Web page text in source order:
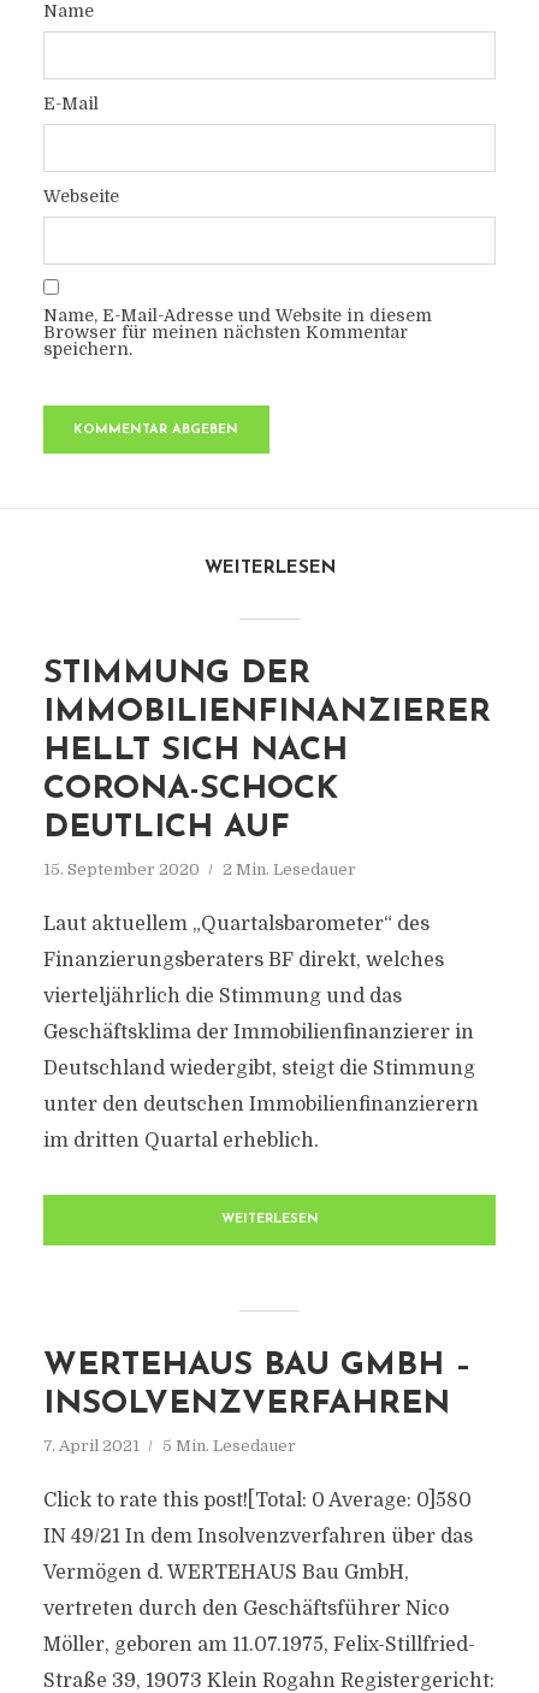
Name
E-Mail
Webseite
Name, E-Mail-Adresse und Website in diesem
Browser für meinen nächsten Kommentar
speichern.
WEITERLESEN
STIMMUNG DER
IMMOBILIENFINANZIERER
HELLT SICH NACH
CORONA-SCHOCK
DEUTLICH AUF
15. September 2020 2 Min. Lesedauer
Laut aktuellem „Quartalsbarometer“ des
Finanzierungsberaters BF direkt, welches
vierteljährlich die Stimmung und das
Geschäftsklima der Immobilienfinanzierer in
Deutschland wiedergibt, steigt die Stimmung
unter den deutschen Immobilienfinanzierern
im dritten Quartal erheblich.
WEITERLESEN
WERTEHAUS BAU GMBH –
INSOLVENZVERFAHREN
7. April 2021 5 Min. Lesedauer
Click to rate this post![Total: 0 Average: 0]580
IN 49/21 In dem Insolvenzverfahren über das
Vermögen d. WERTEHAUS Bau GmbH,
vertreten durch den Geschäftsführer Nico
Möller, geboren am 11.07.1975, Felix-Stillfried-
Straße 39, 19073 Klein Rogahn Registergericht: